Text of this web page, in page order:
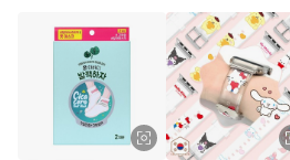
單資格確認。 6.欲透過APP導購跳轉前往
新屈臣氏APP至版本26010.4.0。